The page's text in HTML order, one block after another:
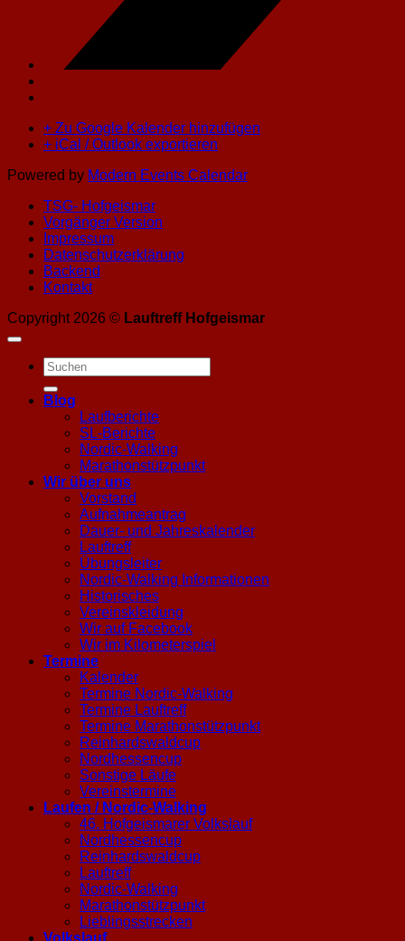
+ Zu Google Kalender hinzufügen
+ iCal / Outlook exportieren
Powered by Modern Events Calendar
TSG- Hofgeismar
Vorgänger Version
Impressum
Datenschutzerklärung
Backend
Kontakt
Copyright 2026 © Lauftreff Hofgeismar
Blog
Laufberichte
SL-Berichte
Nordic-Walking
Marathonstützpunkt
Wir über uns
Vorstand
Aufnahmeantrag
Dauer- und Jahreskalender
Lauftreff
Übungsleiter
Nordic-Walking Informationen
Historisches
Vereinskleidung
Wir auf Facebook
Wir im Kilometerspiel
Termine
Kalender
Termine Nordic-Walking
Termine Lauftreff
Termine Marathonstützpunkt
Reinhardswaldcup
Nordhessencup
Sonstige Läufe
Vereinstermine
Laufen / Nordic-Walking
46. Hofgeismarer Volkslauf
Nordhessencup
Reinhardswaldcup
Lauftreff
Nordic-Walking
Marathonstützpunkt
Lieblingsstrecken